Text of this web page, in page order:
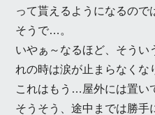
って貰えるようになるので
そうで…。
いやぁ～なるほど、そうい
れの時は涙が止まらなく
これはもう…屋外には置い
そうそう、途中までは勝手